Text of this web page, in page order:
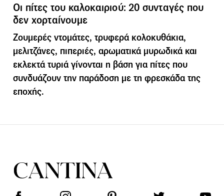
Οι πίτες του καλοκαιριού: 20 συνταγές που
δεν χορταίνουμε
Ζουμερές ντομάτες, τρυφερά κολοκυθάκια,
μελιτζάνες, πιπεριές, αρωματικά μυρωδικά και
εκλεκτά τυριά γίνονται η βάση για πίτες που
συνδυάζουν την παράδοση με τη φρεσκάδα της
εποχής.